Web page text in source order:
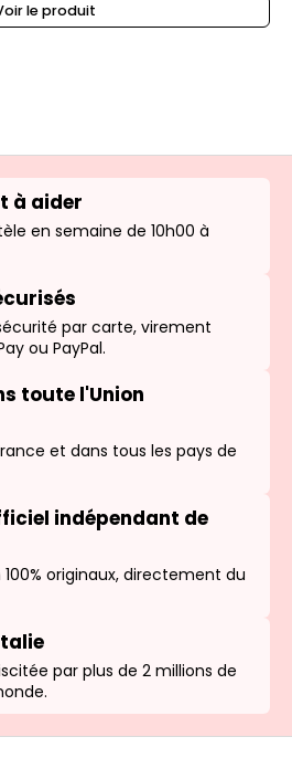
le produit
à aider
en semaine de 10h00 à
par carte, virement
ou PayPal.
toute l'Union
et dans tous les pays de
indépendant de
originaux, directement du
par plus de 2 millions de